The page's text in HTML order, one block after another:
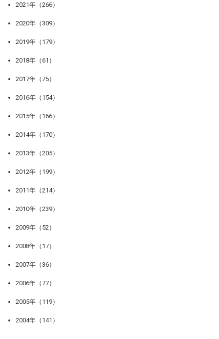
2021年（266）
2020年（309）
2019年（179）
2018年（61）
2017年（75）
2016年（154）
2015年（166）
2014年（170）
2013年（205）
2012年（199）
2011年（214）
2010年（239）
2009年（52）
2008年（17）
2007年（36）
2006年（77）
2005年（119）
2004年（141）